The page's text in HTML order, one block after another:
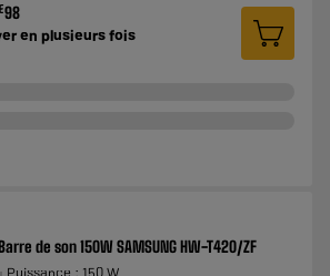
98
en plusieurs fois
de son 150W SAMSUNG HW-T420/ZF
Puissance : 150 W